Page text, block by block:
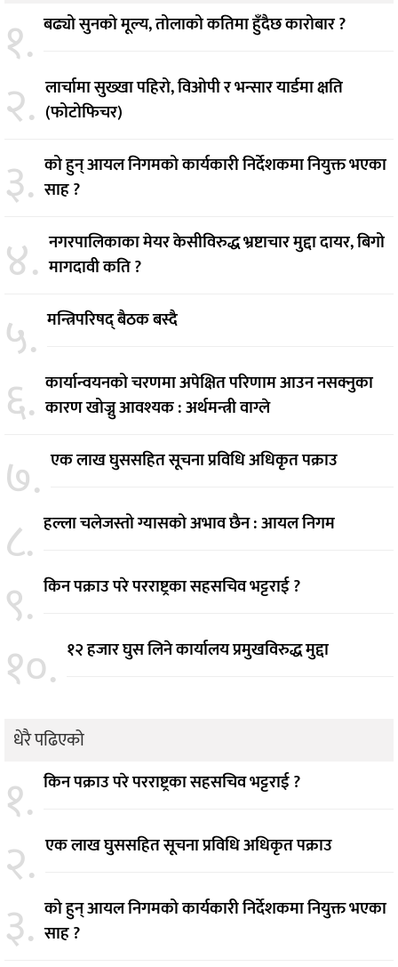
१. बढ्यो सुनको मूल्य, तोलाको कतिमा हुँदैछ कारोबार ?
२. लार्चामा सुख्खा पहिरो, विओपी र भन्सार यार्डमा क्षति
(फोटोफिचर)
३. को हुन् आयल निगमको कार्यकारी निर्देशकमा नियुक्त भएका
साह ?
४. नगरपालिकाका मेयर केसीविरुद्ध भ्रष्टाचार मुद्दा दायर, बिगो
मागदावी कति ?
५. मन्त्रिपरिषद् बैठक बस्दै
६. कार्यान्वयनको चरणमा अपेक्षित परिणाम आउन नसक्नुका
कारण खोज्नु आवश्यक : अर्थमन्त्री वाग्ले
७. एक लाख घुससहित सूचना प्रविधि अधिकृत पक्राउ
८. हल्ला चलेजस्तो ग्यासको अभाव छैन : आयल निगम
९. किन पक्राउ परे परराष्ट्रका सहसचिव भट्टराई ?
१०. १२ हजार घुस लिने कार्यालय प्रमुखविरुद्ध मुद्दा
धेरै पढिएको
१. किन पक्राउ परे परराष्ट्रका सहसचिव भट्टराई ?
२. एक लाख घुससहित सूचना प्रविधि अधिकृत पक्राउ
३. को हुन् आयल निगमको कार्यकारी निर्देशकमा नियुक्त भएका
साह ?